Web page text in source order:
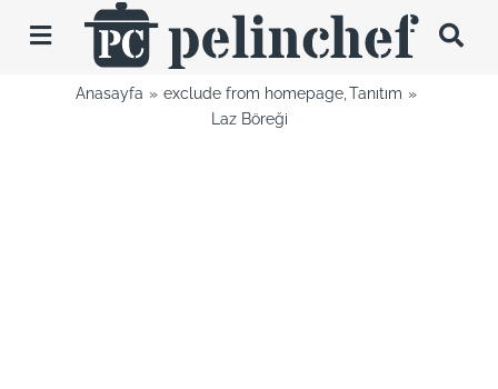
Toggle
Navigation
TariflerAnasayfa exclude from homepage Tanıtım
Laz Böreği